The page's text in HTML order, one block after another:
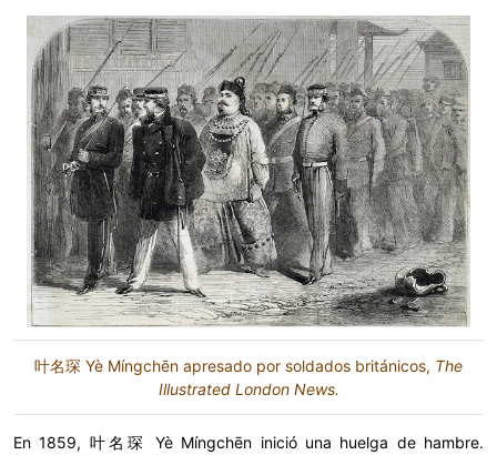
叶名琛 Yè Míngchēn apresado por soldados británicos, The
Illustrated London News.
En 1859, 叶名琛 Yè Míngchēn inició una huelga de hambre.